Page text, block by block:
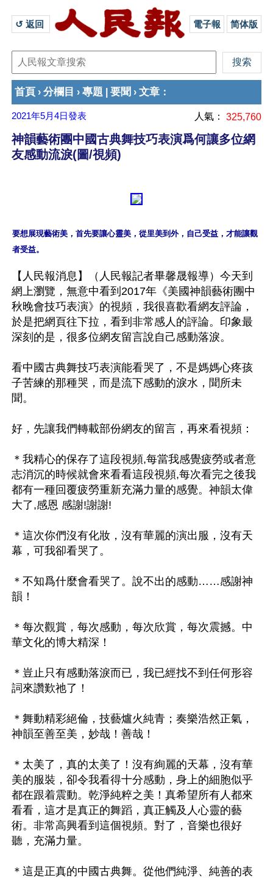
↺ 返回 電子報 简体版
首頁 › 分欄目 › 專題 要聞 › 文章 ：
2021年5月4日發表 人氣： 325,760
神韻藝術團中國古典舞技巧表演爲何讓多位網
友感動流淚(圖/視頻)
要想展現藝術美，首先要讓心靈美，從里美到外，自己受益，才能讓觀
者受益。
【人民報消息】（人民報記者畢馨晟報導）今天到
網上瀏覽，無意中看到2017年《美國神韻藝術團中
秋晚會技巧表演》的視頻，我很喜歡看網友評論，
於是把網頁往下拉，看到非常感人的評論。印象最
深刻的是，很多位網友留言說自己感動落淚。
看中國古典舞技巧表演能看哭了，不是媽媽心疼孩
子苦練的那種哭，而是流下感動的淚水，聞所未
聞。
好，先讓我們轉載部份網友的留言，再來看視頻：
＊我精心的保存了這段視頻,每當我感覺疲勞或者意
志消沉的時候就會來看看這段視頻,每次看完之後我
都有一種回覆疲勞重新充滿力量的感覺。神韻太偉
大了,感恩 感謝!謝謝!
＊這次你們沒有化妝，沒有華麗的演出服，沒有天
幕，可我卻看哭了。
＊不知爲什麼會看哭了。說不出的感動……感謝神
韻！
＊每次觀賞，每次感動，每次欣賞，每次震撼。中
華文化的博大精深！
＊豈止只有感動落淚而已，我已經找不到任何形容
詞來讚歎祂了！
＊舞動精彩絕倫，技藝爐火純青；奏樂浩然正氣，
神韻至善至美，妙哉！善哉！
＊太美了，真的太美了！沒有絢麗的天幕，沒有華
美的服裝，卻令我看得十分感動，身上的細胞似乎
都在跟着震動。乾淨純粹之美！真希望所有人都來
看看，這才是真正的舞蹈，真正觸及人心靈的藝
術。非常高興看到這個視頻。對了，音樂也很好
聽，充滿力量。
＊這是正真的中國古典舞。從他們純淨、純善的表